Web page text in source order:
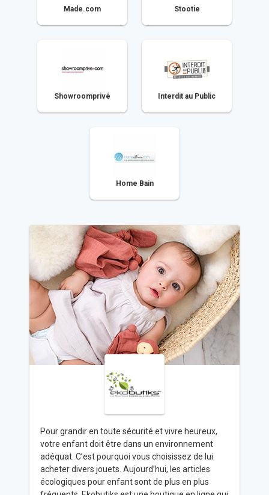
Pour grandir en toute sécurité et vivre heureux,
votre enfant doit être dans un environnement
adéquat. C’est pourquoi vous choisissez de lui
acheter divers jouets. Aujourd’hui, les articles
écologiques pour enfant sont de plus en plus
Made.com Stootie
Showroomprivé Interdit au Public
Home Bain